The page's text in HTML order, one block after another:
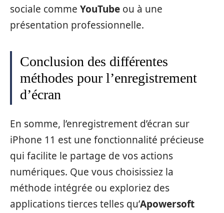
sociale comme YouTube ou à une
présentation professionnelle.
Conclusion des différentes
méthodes pour l’enregistrement
d’écran
En somme, l’enregistrement d’écran sur
iPhone 11 est une fonctionnalité précieuse
qui facilite le partage de vos actions
numériques. Que vous choisissiez la
méthode intégrée ou exploriez des
applications tierces telles qu’Apowersoft